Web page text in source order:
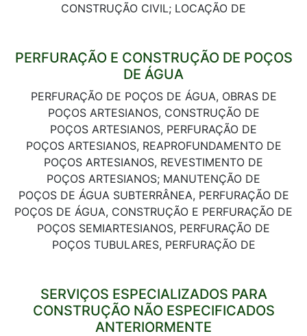
CONSTRUÇÃO CIVIL; LOCAÇÃO DE
PERFURAÇÃO E CONSTRUÇÃO DE POÇOS
DE ÁGUA
PERFURAÇÃO DE POÇOS DE ÁGUA, OBRAS DE
POÇOS ARTESIANOS, CONSTRUÇÃO DE
POÇOS ARTESIANOS, PERFURAÇÃO DE
POÇOS ARTESIANOS, REAPROFUNDAMENTO DE
POÇOS ARTESIANOS, REVESTIMENTO DE
POÇOS ARTESIANOS; MANUTENÇÃO DE
POÇOS DE ÁGUA SUBTERRÂNEA, PERFURAÇÃO DE
POÇOS DE ÁGUA, CONSTRUÇÃO E PERFURAÇÃO DE
POÇOS SEMIARTESIANOS, PERFURAÇÃO DE
POÇOS TUBULARES, PERFURAÇÃO DE
SERVIÇOS ESPECIALIZADOS PARA
CONSTRUÇÃO NÃO ESPECIFICADOS
ANTERIORMENTE